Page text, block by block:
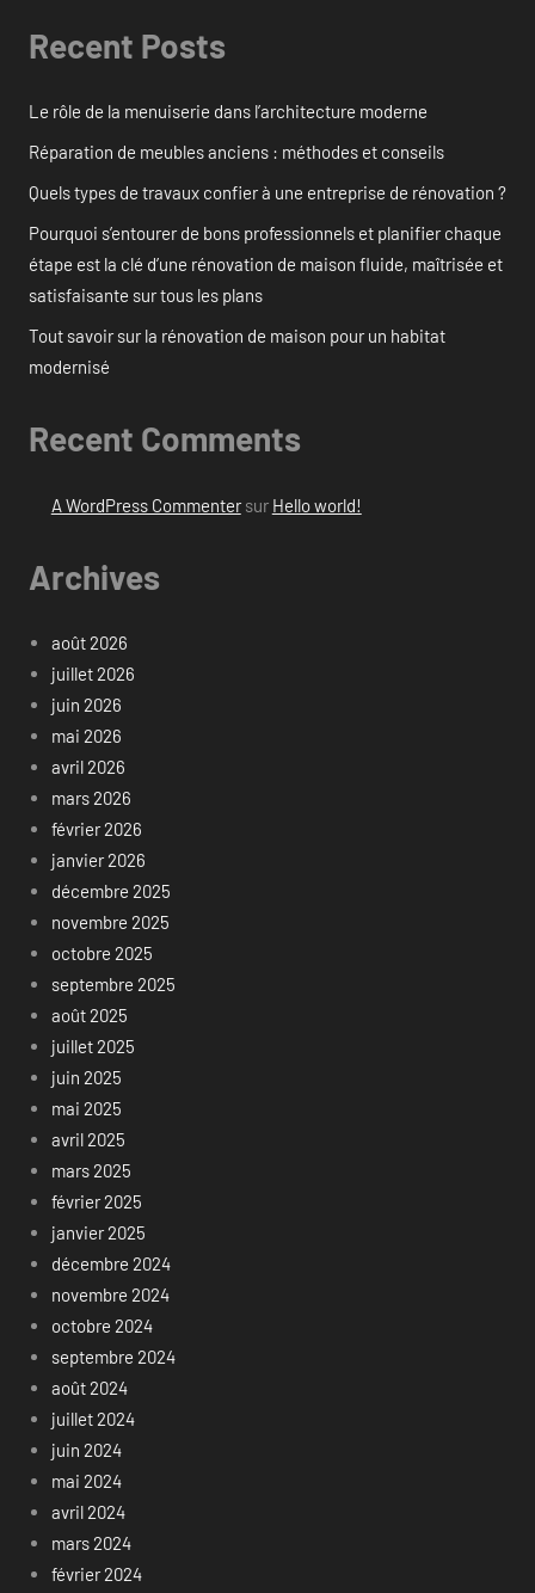
Recent Posts
Le rôle de la menuiserie dans l’architecture moderne
Réparation de meubles anciens : méthodes et conseils
Quels types de travaux confier à une entreprise de rénovation ?
Pourquoi s’entourer de bons professionnels et planifier chaque
étape est la clé d’une rénovation de maison fluide, maîtrisée et
satisfaisante sur tous les plans
Tout savoir sur la rénovation de maison pour un habitat
modernisé
Recent Comments
A WordPress Commentersur Hello world!
Archives
août 2026
juillet 2026
juin 2026
mai 2026
avril 2026
mars 2026
février 2026
janvier 2026
décembre 2025
novembre 2025
octobre 2025
septembre 2025
août 2025
juillet 2025
juin 2025
mai 2025
avril 2025
mars 2025
février 2025
janvier 2025
décembre 2024
novembre 2024
octobre 2024
septembre 2024
août 2024
juillet 2024
juin 2024
mai 2024
avril 2024
mars 2024
février 2024